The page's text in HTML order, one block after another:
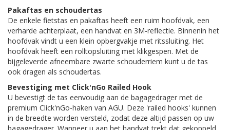
Pakaftas en schoudertas
De enkele fietstas en pakaftas heeft een ruim hoofdvak, een
verharde achterplaat, een handvat en 3M-reflectie. Binnenin het
hoofdvak vindt u een klein opbergvakje met ritssluiting. Het
hoofdvak heeft een rolltopsluiting met klikgespen. Met de
bijgeleverde afneembare zwarte schouderriem kunt u de tas
ook dragen als schoudertas.
Bevestiging met Click'nGo Railed Hook
U bevestigt de tas eenvoudig aan de bagagedrager met de
premium Click'nGo-haken van AGU. Deze 'railed hooks' kunnen
in de breedte worden versteld, zodat deze altijd passen op uw